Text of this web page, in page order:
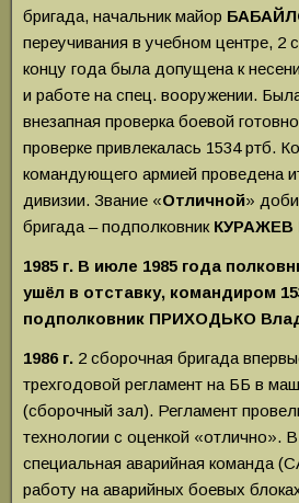
бригада, начальник майор
переучивания в учебном центре, 2
концу года была допущена к
и работе на спец. вооружении.
внезапная проверка боевой
проверке привлекалась 1534 ртб.
командующего армией проведена
дивизии. Звание «Отличной»
бригада – подполковник КУРАЖЕВ
1985 г. В июле 1985 года
ушёл в отставку, командиром
подполковник ПРИХОДЬКО
1986 г. 2 сборочная бригада
трехгодовой регламент на ББ в
(сборочный зал). Регламент
технологии с оценкой «отлично».
специальная аварийная команда
работу на аварийных боевых